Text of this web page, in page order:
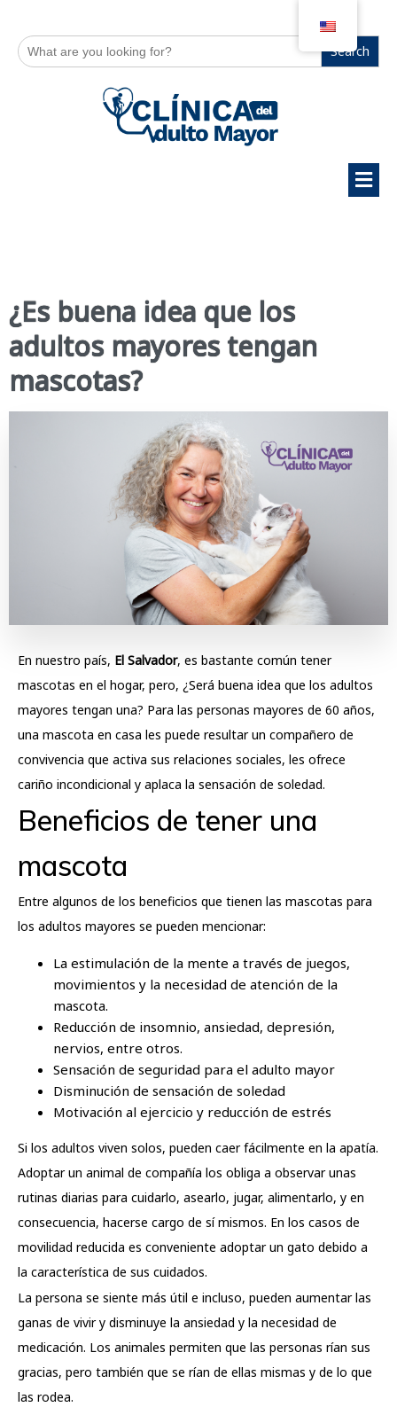
Search
for:
¿Es buena idea que los
adultos mayores tengan
mascotas?
En nuestro país, El Salvador, es bastante común tener
mascotas en el hogar, pero, ¿Será buena idea que los adultos
mayores tengan una? Para las personas mayores de 60 años,
una mascota en casa les puede resultar un compañero de
convivencia que activa sus relaciones sociales, les ofrece
cariño incondicional y aplaca la sensación de soledad.
Beneficios de tener una
mascota
Entre algunos de los beneficios que tienen las mascotas para
los adultos mayores se pueden mencionar:
La estimulación de la mente a través de juegos,
movimientos y la necesidad de atención de la
mascota.
Reducción de insomnio, ansiedad, depresión,
nervios, entre otros.
Sensación de seguridad para el adulto mayor
Disminución de sensación de soledad
Motivación al ejercicio y reducción de estrés
Si los adultos viven solos, pueden caer fácilmente en la apatía.
Adoptar un animal de compañía los obliga a observar unas
rutinas diarias para cuidarlo, asearlo, jugar, alimentarlo, y en
consecuencia, hacerse cargo de sí mismos. En los casos de
movilidad reducida es conveniente adoptar un gato debido a
la característica de sus cuidados.
La persona se siente más útil e incluso, pueden aumentar las
ganas de vivir y disminuye la ansiedad y la necesidad de
medicación. Los animales permiten que las personas rían sus
gracias, pero también que se rían de ellas mismas y de lo que
las rodea.